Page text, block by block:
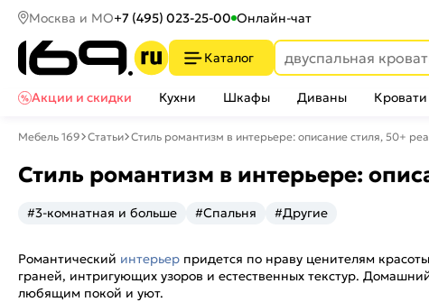
Москва и МО+7 (495) 023-25-00 Онлайн-чат
Каталог
Акции и скидки
Кухни Шкафы Диваны
Мебель 169 Статьи Стиль романтизм в интерьере: описание стиля, 50+
Стиль романтизм в интерьере:
#3-комнатная и больше #Спальня #Другие
Романтический интерьер придется по нраву ценителям
граней, интригующих узоров и естественных текстур.
любящим покой и уют.